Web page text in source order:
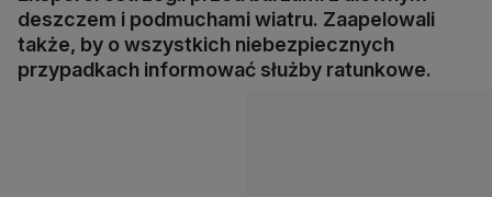
deszczem i podmuchami wiatru. Zaapelowali
także, by o wszystkich niebezpiecznych
przypadkach informować służby ratunkowe.